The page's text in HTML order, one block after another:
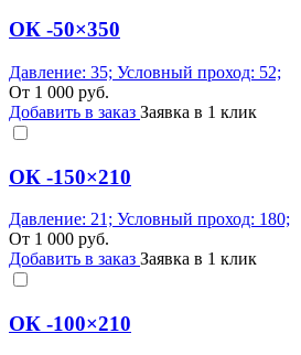
ОК -50×350
Давление: 35; Условный проход: 52;
От 1 000 руб.
Добавить в заказ Заявка в 1 клик
ОК -150×210
Давление: 21; Условный проход: 180;
От 1 000 руб.
Добавить в заказ Заявка в 1 клик
ОК -100×210